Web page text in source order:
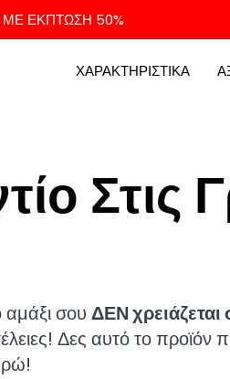
ΜΕ ΕΚΠΤΩΣΗ 50%
ΧΑΡΑΚΤΗΡΙΣΤΙΚΑ
Στις
αμάξι σου ΔΕΝ χρειάζεται
Δες αυτό το προϊόν